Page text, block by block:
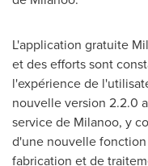
L'application gratuite
et des efforts sont
l'expérience de
nouvelle version 2.2.0
service de Milanoo, y
d'une nouvelle
fabrication et de